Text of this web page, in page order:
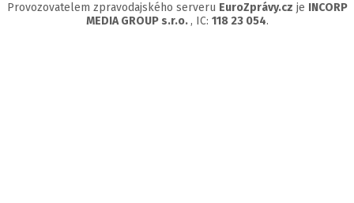
Provozovatelem zpravodajského serveru EuroZprávy.cz je INCORP
MEDIA GROUP s.r.o., IC: 118 23 054.